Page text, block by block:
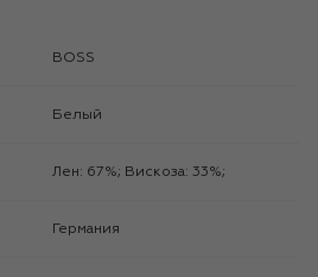
BOSS
Белый
Лен: 67%; Вискоза: 33%;
Германия